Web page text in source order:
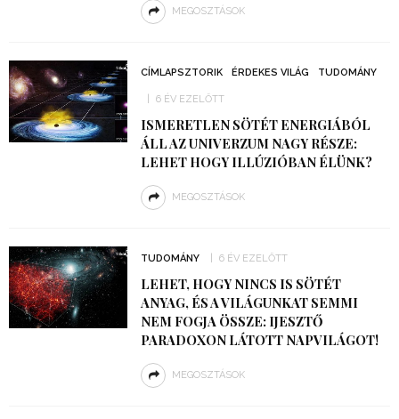
MEGOSZTÁSOK
CÍMLAPSZTORIK ÉRDEKES VILÁG TUDOMÁNY
6 ÉV EZELŐTT
ISMERETLEN SÖTÉT ENERGIÁBÓL
ÁLL AZ UNIVERZUM NAGY RÉSZE:
LEHET HOGY ILLÚZIÓBAN ÉLÜNK?
MEGOSZTÁSOK
TUDOMÁNY 6 ÉV EZELŐTT
LEHET, HOGY NINCS IS SÖTÉT
ANYAG, ÉS A VILÁGUNKAT SEMMI
NEM FOGJA ÖSSZE: IJESZTŐ
PARADOXON LÁTOTT NAPVILÁGOT!
MEGOSZTÁSOK